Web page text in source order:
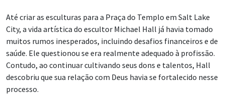
Até criar as esculturas para a Praça do Templo em Salt Lake
City, a vida artística do escultor Michael Hall já havia tomado
muitos rumos inesperados, incluindo desafios financeiros e de
saúde. Ele questionou se era realmente adequado à profissão.
Contudo, ao continuar cultivando seus dons e talentos, Hall
descobriu que sua relação com Deus havia se fortalecido nesse
processo.